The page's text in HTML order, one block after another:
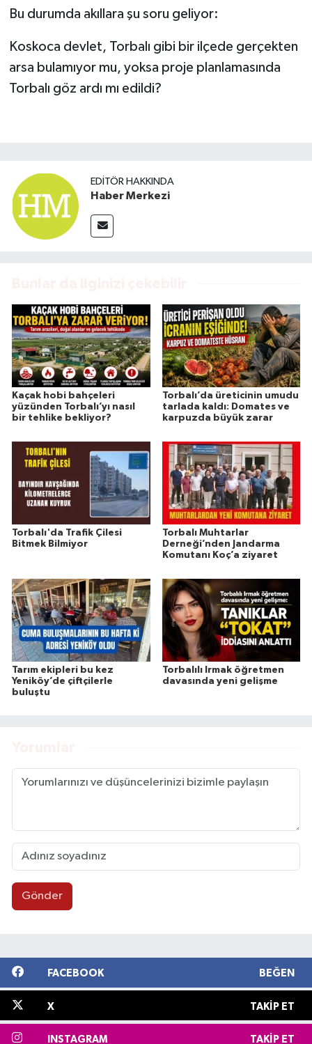
Bu durumda akıllara şu soru geliyor:
Koskoca devlet, Torbalı gibi bir ilçede gerçekten
arsa bulamıyor mu, yoksa proje planlamasında
Torbalı göz ardı mı edildi?
EDITÖR HAKKINDA
Haber Merkezi
Kaçak hobi bahçeleri
yüzünden Torbalı’yı nasıl
bir tehlike bekliyor?
Torbalı’da üreticinin umudu
tarlada kaldı: Domates ve
karpuzda büyük zarar
Torbalı'da Trafik Çilesi
Bitmek Bilmiyor
Torbalı Muhtarlar
Derneği’nden Jandarma
Komutanı Koç’a ziyaret
Tarım ekipleri bu kez
Yeniköy’de çiftçilerle
buluştu
Torbalılı Irmak öğretmen
davasında yeni gelişme
Gönder
FACEBOOK BEĞEN
X TAKIP ET
INSTAGRAM TAKIP ET